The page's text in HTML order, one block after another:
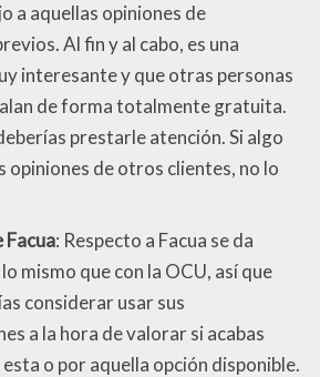
a aquellas opiniones de
Al fin y al cabo, es una
interesante y que otras personas
de forma totalmente gratuita.
prestarle atención. Si algo
opiniones de otros clientes, no lo
Facua: Respecto a Facua se da
mismo que con la OCU, así que
considerar usar sus
a la hora de valorar si acabas
o por aquella opción disponible.